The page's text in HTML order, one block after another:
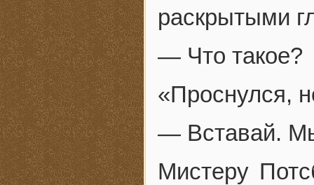
раскрытыми
— Что такое?
«Проснулся,
— Вставай.
Мистеру